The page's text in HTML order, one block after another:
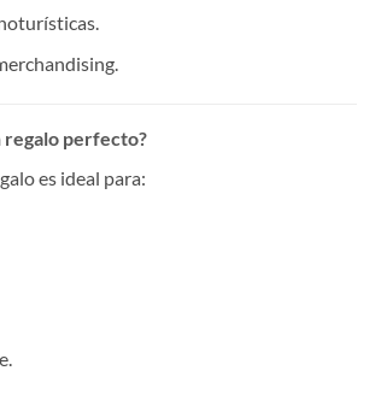
regalo perfecto?
es ideal para: